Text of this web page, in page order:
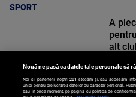
SPORT
A
alt
Nouă ne pasă ca datele tale personale să
Noi și partenerii noștri 201 stocăm și/sau accesăm
unici pentru prelucrarea datelor cu caracter personal.
sau în orice moment, pe pagina cu politica de